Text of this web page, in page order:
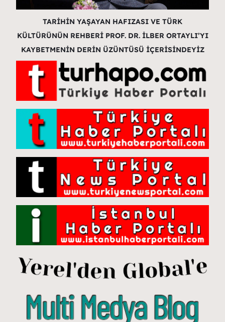
TARİHİN YAŞAYAN HAFIZASI VE TÜRK
KÜLTÜRÜNÜN REHBERİ PROF. DR. İLBER ORTAYLI’YI
KAYBETMENİN DERİN ÜZÜNTÜSÜ İÇERİSİNDEYİZ